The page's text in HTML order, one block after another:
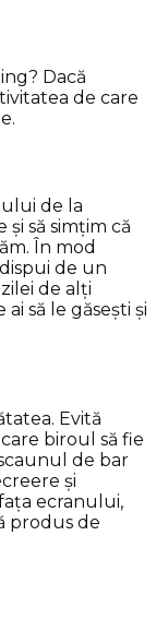
Dacă
de care
de la
să simțim că
În mod
de un
de alți
să le găsești și
Evită
biroul să fie
de bar
și
ecranului,
produs de